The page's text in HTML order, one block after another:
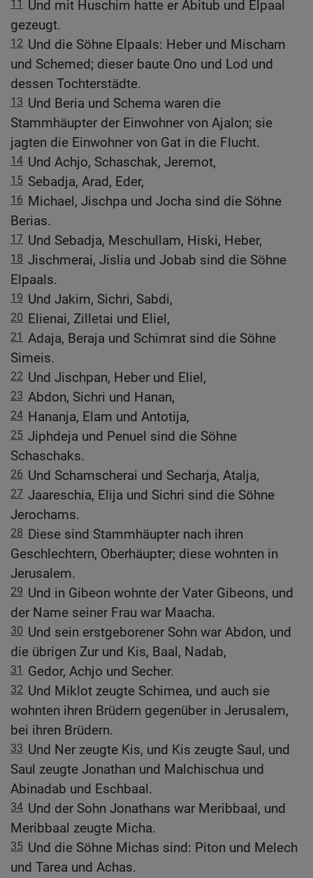
11
Und mit Huschim hatte er Abitub und Elpaal
gezeugt.
12 Und die Söhne Elpaals: Heber und Mischam
und Schemed; dieser baute Ono und Lod und
dessen Tochterstädte.
13 Und Beria und Schema waren die
Stammhäupter der Einwohner von Ajalon; sie
jagten die Einwohner von Gat in die Flucht.
14 Und Achjo, Schaschak, Jeremot,
15 Sebadja, Arad, Eder,
16 Michael, Jischpa und Jocha sind die Söhne
Berias.
17 Und Sebadja, Meschullam, Hiski, Heber,
18 Jischmerai, Jislia und Jobab sind die Söhne
Elpaals.
19 Und Jakim, Sichri, Sabdi,
20 Elienai, Zilletai und Eliel,
21 Adaja, Beraja und Schimrat sind die Söhne
Simeis.
22 Und Jischpan, Heber und Eliel,
23 Abdon, Sichri und Hanan,
24 Hananja, Elam und Antotija,
25 Jiphdeja und Penuel sind die Söhne
Schaschaks.
26 Und Schamscherai und Secharja, Atalja,
27 Jaareschia, Elija und Sichri sind die Söhne
Jerochams.
28 Diese sind Stammhäupter nach ihren
Geschlechtern, Oberhäupter; diese wohnten in
Jerusalem.
29 Und in Gibeon wohnte der Vater Gibeons, und
der Name seiner Frau war Maacha.
30 Und sein erstgeborener Sohn war Abdon, und
die übrigen Zur und Kis, Baal, Nadab,
31 Gedor, Achjo und Secher.
32 Und Miklot zeugte Schimea, und auch sie
wohnten ihren Brüdern gegenüber in Jerusalem,
bei ihren Brüdern.
33 Und Ner zeugte Kis, und Kis zeugte Saul, und
Saul zeugte Jonathan und Malchischua und
Abinadab und Eschbaal.
34 Und der Sohn Jonathans war Meribbaal, und
Meribbaal zeugte Micha.
35 Und die Söhne Michas sind: Piton und Melech
und Tarea und Achas.